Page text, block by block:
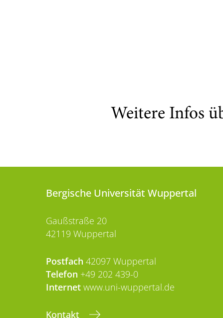
Weitere Infos
Bergische Universität Wuppertal
Gaußstraße 20
42119 Wuppertal
Postfach 42097 Wuppertal
Telefon +49 202 439-0
Internet www.uni-wuppertal.de
Kontakt